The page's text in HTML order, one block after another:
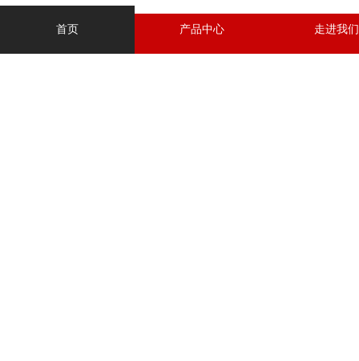
首页 产品中心 走进我们